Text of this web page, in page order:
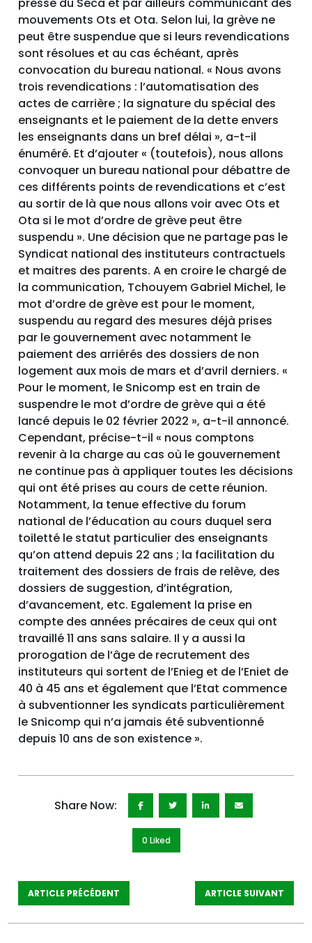
mouvements Ots et Ota. Selon lui, la grève ne
peut être suspendue que si leurs revendications
sont résolues et au cas échéant, après
convocation du bureau national. « Nous avons
trois revendications : l’automatisation des
actes de carrière ; la signature du spécial des
enseignants et le paiement de la dette envers
les enseignants dans un bref délai », a-t-il
énuméré. Et d’ajouter « (toutefois), nous allons
convoquer un bureau national pour débattre de
ces différents points de revendications et c’est
au sortir de là que nous allons voir avec Ots et
Ota si le mot d’ordre de grève peut être
suspendu ». Une décision que ne partage pas le
Syndicat national des instituteurs contractuels
et maitres des parents. A en croire le chargé de
la communication, Tchouyem Gabriel Michel, le
mot d’ordre de grève est pour le moment,
suspendu au regard des mesures déjà prises
par le gouvernement avec notamment le
paiement des arriérés des dossiers de non
logement aux mois de mars et d’avril derniers. «
Pour le moment, le Snicomp est en train de
suspendre le mot d’ordre de grève qui a été
lancé depuis le 02 février 2022 », a-t-il annoncé.
Cependant, précise-t-il « nous comptons
revenir à la charge au cas où le gouvernement
ne continue pas à appliquer toutes les décisions
qui ont été prises au cours de cette réunion.
Notamment, la tenue effective du forum
national de l’éducation au cours duquel sera
toiletté le statut particulier des enseignants
qu’on attend depuis 22 ans ; la facilitation du
traitement des dossiers de frais de relève, des
dossiers de suggestion, d’intégration,
d’avancement, etc. Egalement la prise en
compte des années précaires de ceux qui ont
travaillé 11 ans sans salaire. Il y a aussi la
prorogation de l’âge de recrutement des
instituteurs qui sortent de l’Enieg et de l’Eniet de
40 à 45 ans et également que l’Etat commence
à subventionner les syndicats particulièrement
le Snicomp qui n’a jamais été subventionné
depuis 10 ans de son existence ».
Share Now:
0 Liked
ARTICLE PRÉCÉDENT ARTICLE SUIVANT